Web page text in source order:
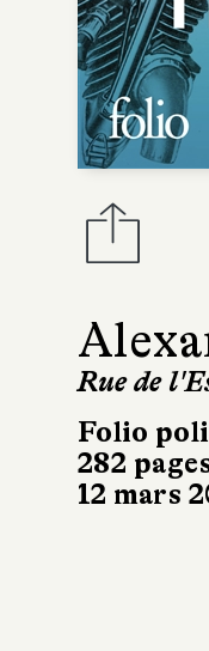
Rue de
Folio
282
12 mars